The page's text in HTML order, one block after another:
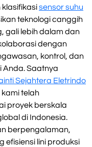
klasifikasisensor suhu
teknologi canggih
gali lebih dalam dan
dengan
kontrol, dan
Anda. Saatnya
Sejahtera Eletrindo
telah
proyek berskala
di Indonesia.
berpengalaman,
efisiensi lini produksi